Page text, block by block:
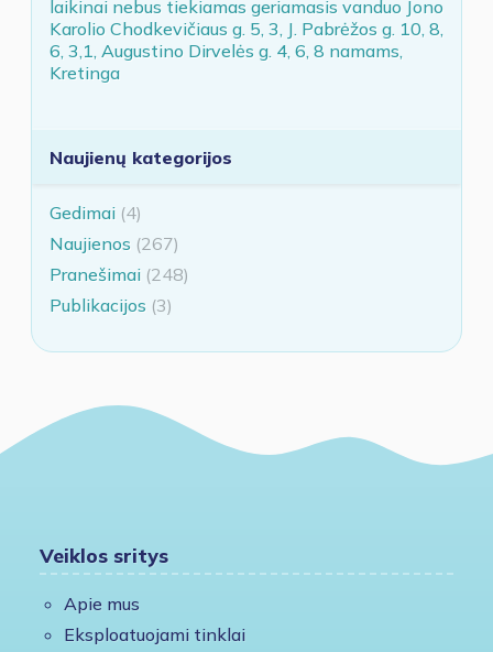
laikinai nebus tiekiamas geriamasis vanduo Jono
Karolio Chodkevičiaus g. 5, 3, J. Pabrėžos g. 10, 8,
6, 3,1, Augustino Dirvelės g. 4, 6, 8 namams,
Kretinga
Naujienų kategorijos
Gedimai (4)
Naujienos (267)
Pranešimai (248)
Publikacijos (3)
Veiklos sritys
Apie mus
Eksploatuojami tinklai